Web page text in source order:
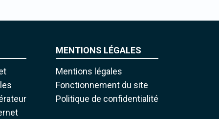
MENTIONS LÉGALES
Mentions légales
Fonctionnement du site
Politique de confidentialité